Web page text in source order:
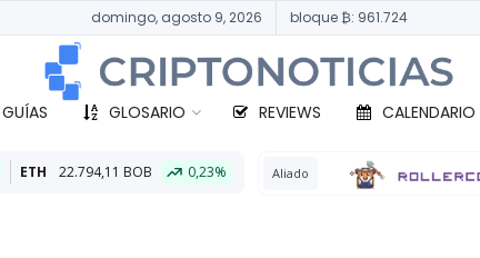
domingo, agosto 9, 2026 bloque ₿: 961.724
GLOSARIO REVIEWS CALENDARIO
0,23% Aliado